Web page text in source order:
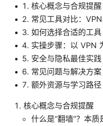
核心概念与合规提醒
常见工具对比：
如何选择合适的工具
实操步骤：以 VPN
安全与隐私最佳实践
常见问题与解决方案
额外资源与学习路径
核心概念与合规提醒
什么是“翻墙”？本